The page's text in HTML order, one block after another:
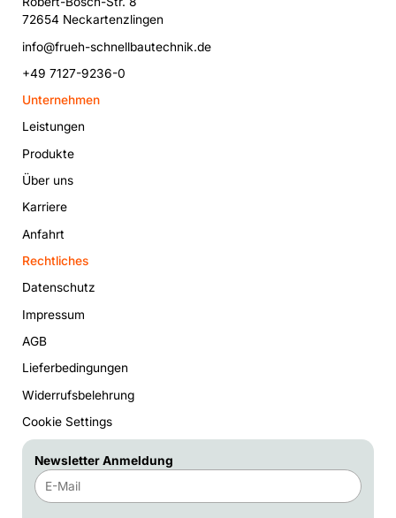
72654 Neckartenzlingen
info@frueh-schnellbautechnik.de
+49 7127-9236-0
Unternehmen
Leistungen
Produkte
Über uns
Karriere
Anfahrt
Rechtliches
Datenschutz
Impressum
AGB
Lieferbedingungen
Widerrufsbelehrung
Cookie Settings
Newsletter Anmeldung